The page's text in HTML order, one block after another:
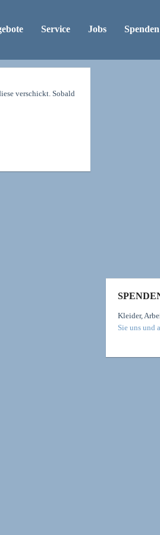
Service Jobs Spenden
verschickt. Sobald
Kleider,
Sie uns und